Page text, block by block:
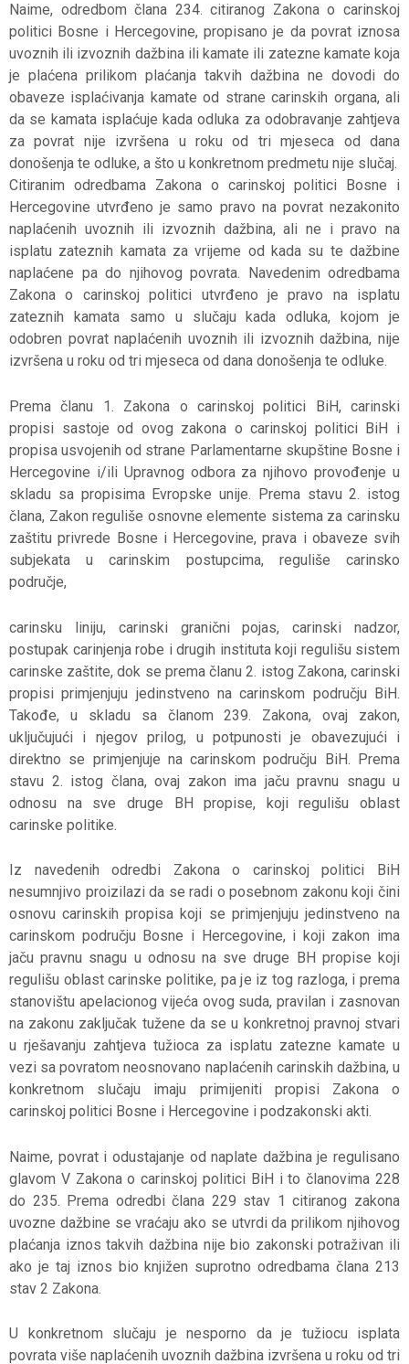
Naime, odredbom člana 234. citiranog Zakona o carinskoj
politici Bosne i Hercegovine, propisano je da povrat iznosa
uvoznih ili izvoznih dažbina ili kamate ili zatezne kamate koja
je plaćena prilikom plaćanja takvih dažbina ne dovodi do
obaveze isplaćivanja kamate od strane carinskih organa, ali
da se kamata isplaćuje kada odluka za odobravanje zahtjeva
za povrat nije izvršena u roku od tri mjeseca od dana
donošenja te odluke, a što u konkretnom predmetu nije slučaj.
Citiranim odredbama Zakona o carinskoj politici Bosne i
Hercegovine utvrđeno je samo pravo na povrat nezakonito
naplaćenih uvoznih ili izvoznih dažbina, ali ne i pravo na
isplatu zateznih kamata za vrijeme od kada su te dažbine
naplaćene pa do njihovog povrata. Navedenim odredbama
Zakona o carinskoj politici utvrđeno je pravo na isplatu
zateznih kamata samo u slučaju kada odluka, kojom je
odobren povrat naplaćenih uvoznih ili izvoznih dažbina, nije
izvršena u roku od tri mjeseca od dana donošenja te odluke.
Prema članu 1. Zakona o carinskoj politici BiH, carinski
propisi sastoje od ovog zakona o carinskoj politici BiH i
propisa usvojenih od strane Parlamentarne skupštine Bosne i
Hercegovine i/ili Upravnog odbora za njihovo provođenje u
skladu sa propisima Evropske unije. Prema stavu 2. istog
člana, Zakon reguliše osnovne elemente sistema za carinsku
zaštitu privrede Bosne i Hercegovine, prava i obaveze svih
subjekata u carinskim postupcima, reguliše carinsko
područje,
carinsku liniju, carinski granični pojas, carinski nadzor,
postupak carinjenja robe i drugih instituta koji regulišu sistem
carinske zaštite, dok se prema članu 2. istog Zakona, carinski
propisi primjenjuju jedinstveno na carinskom području BiH.
Takođe, u skladu sa članom 239. Zakona, ovaj zakon,
uključujući i njegov prilog, u potpunosti je obavezujući i
direktno se primjenjuje na carinskom području BiH. Prema
stavu 2. istog člana, ovaj zakon ima jaču pravnu snagu u
odnosu na sve druge BH propise, koji regulišu oblast
carinske politike.
Iz navedenih odredbi Zakona o carinskoj politici BiH
nesumnjivo proizilazi da se radi o posebnom zakonu koji čini
osnovu carinskih propisa koji se primjenjuju jedinstveno na
carinskom području Bosne i Hercegovine, i koji zakon ima
jaču pravnu snagu u odnosu na sve druge BH propise koji
regulišu oblast carinske politike, pa je iz tog razloga, i prema
stanovištu apelacionog vijeća ovog suda, pravilan i zasnovan
na zakonu zaključak tužene da se u konkretnoj pravnoj stvari
u rješavanju zahtjeva tužioca za isplatu zatezne kamate u
vezi sa povratom neosnovano naplaćenih carinskih dažbina, u
konkretnom slučaju imaju primijeniti propisi Zakona o
carinskoj politici Bosne i Hercegovine i podzakonski akti.
Naime, povrat i odustajanje od naplate dažbina je regulisano
glavom V Zakona o carinskoj politici BiH i to članovima 228
do 235. Prema odredbi člana 229 stav 1 citiranog zakona
uvozne dažbine se vraćaju ako se utvrdi da prilikom njihovog
plaćanja iznos takvih dažbina nije bio zakonski potraživan ili
ako je taj iznos bio knjižen suprotno odredbama člana 213
stav 2 Zakona.
U konkretnom slučaju je nesporno da je tužiocu isplata
povrata više naplaćenih uvoznih dažbina izvršena u roku od tri